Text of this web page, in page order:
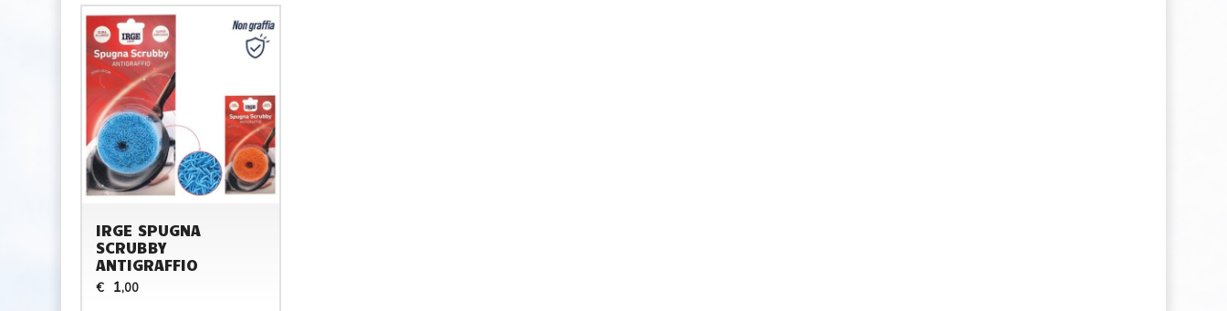
IRGE SPUGNA
SCRUBBY
ANTIGRAFFIO
€ 1,00